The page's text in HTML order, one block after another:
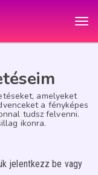
amelyeket
a fényképes
tudsz felvenni.
ikonra.
jelentkezz be vagy